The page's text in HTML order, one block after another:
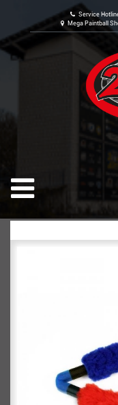
Service
Mega Paintball